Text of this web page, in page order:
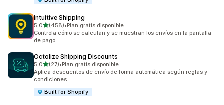
Intuitive Shipping
5.0de 5 estrellas
(458)
458 reseñas en total
•Plan gratis disponible
Controla cómo se calculan y se muestran los envíos en la pantalla
de pago.
Octolize Shipping Discounts
5.0de 5 estrellas
(27)
27 reseñas en total
•Plan gratis disponible
Aplica descuentos de envío de forma automática según reglas y
condiciones
Built for Shopify